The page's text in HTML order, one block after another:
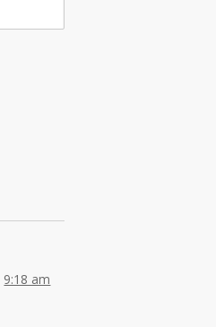
9:18 am